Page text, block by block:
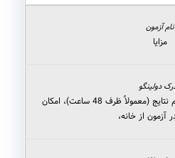
مزایا
هزینه کمتر، سرعت بالا در اعلام نتایج (معمولاً ظرف 48 ساعت)، امکان
از خانه،